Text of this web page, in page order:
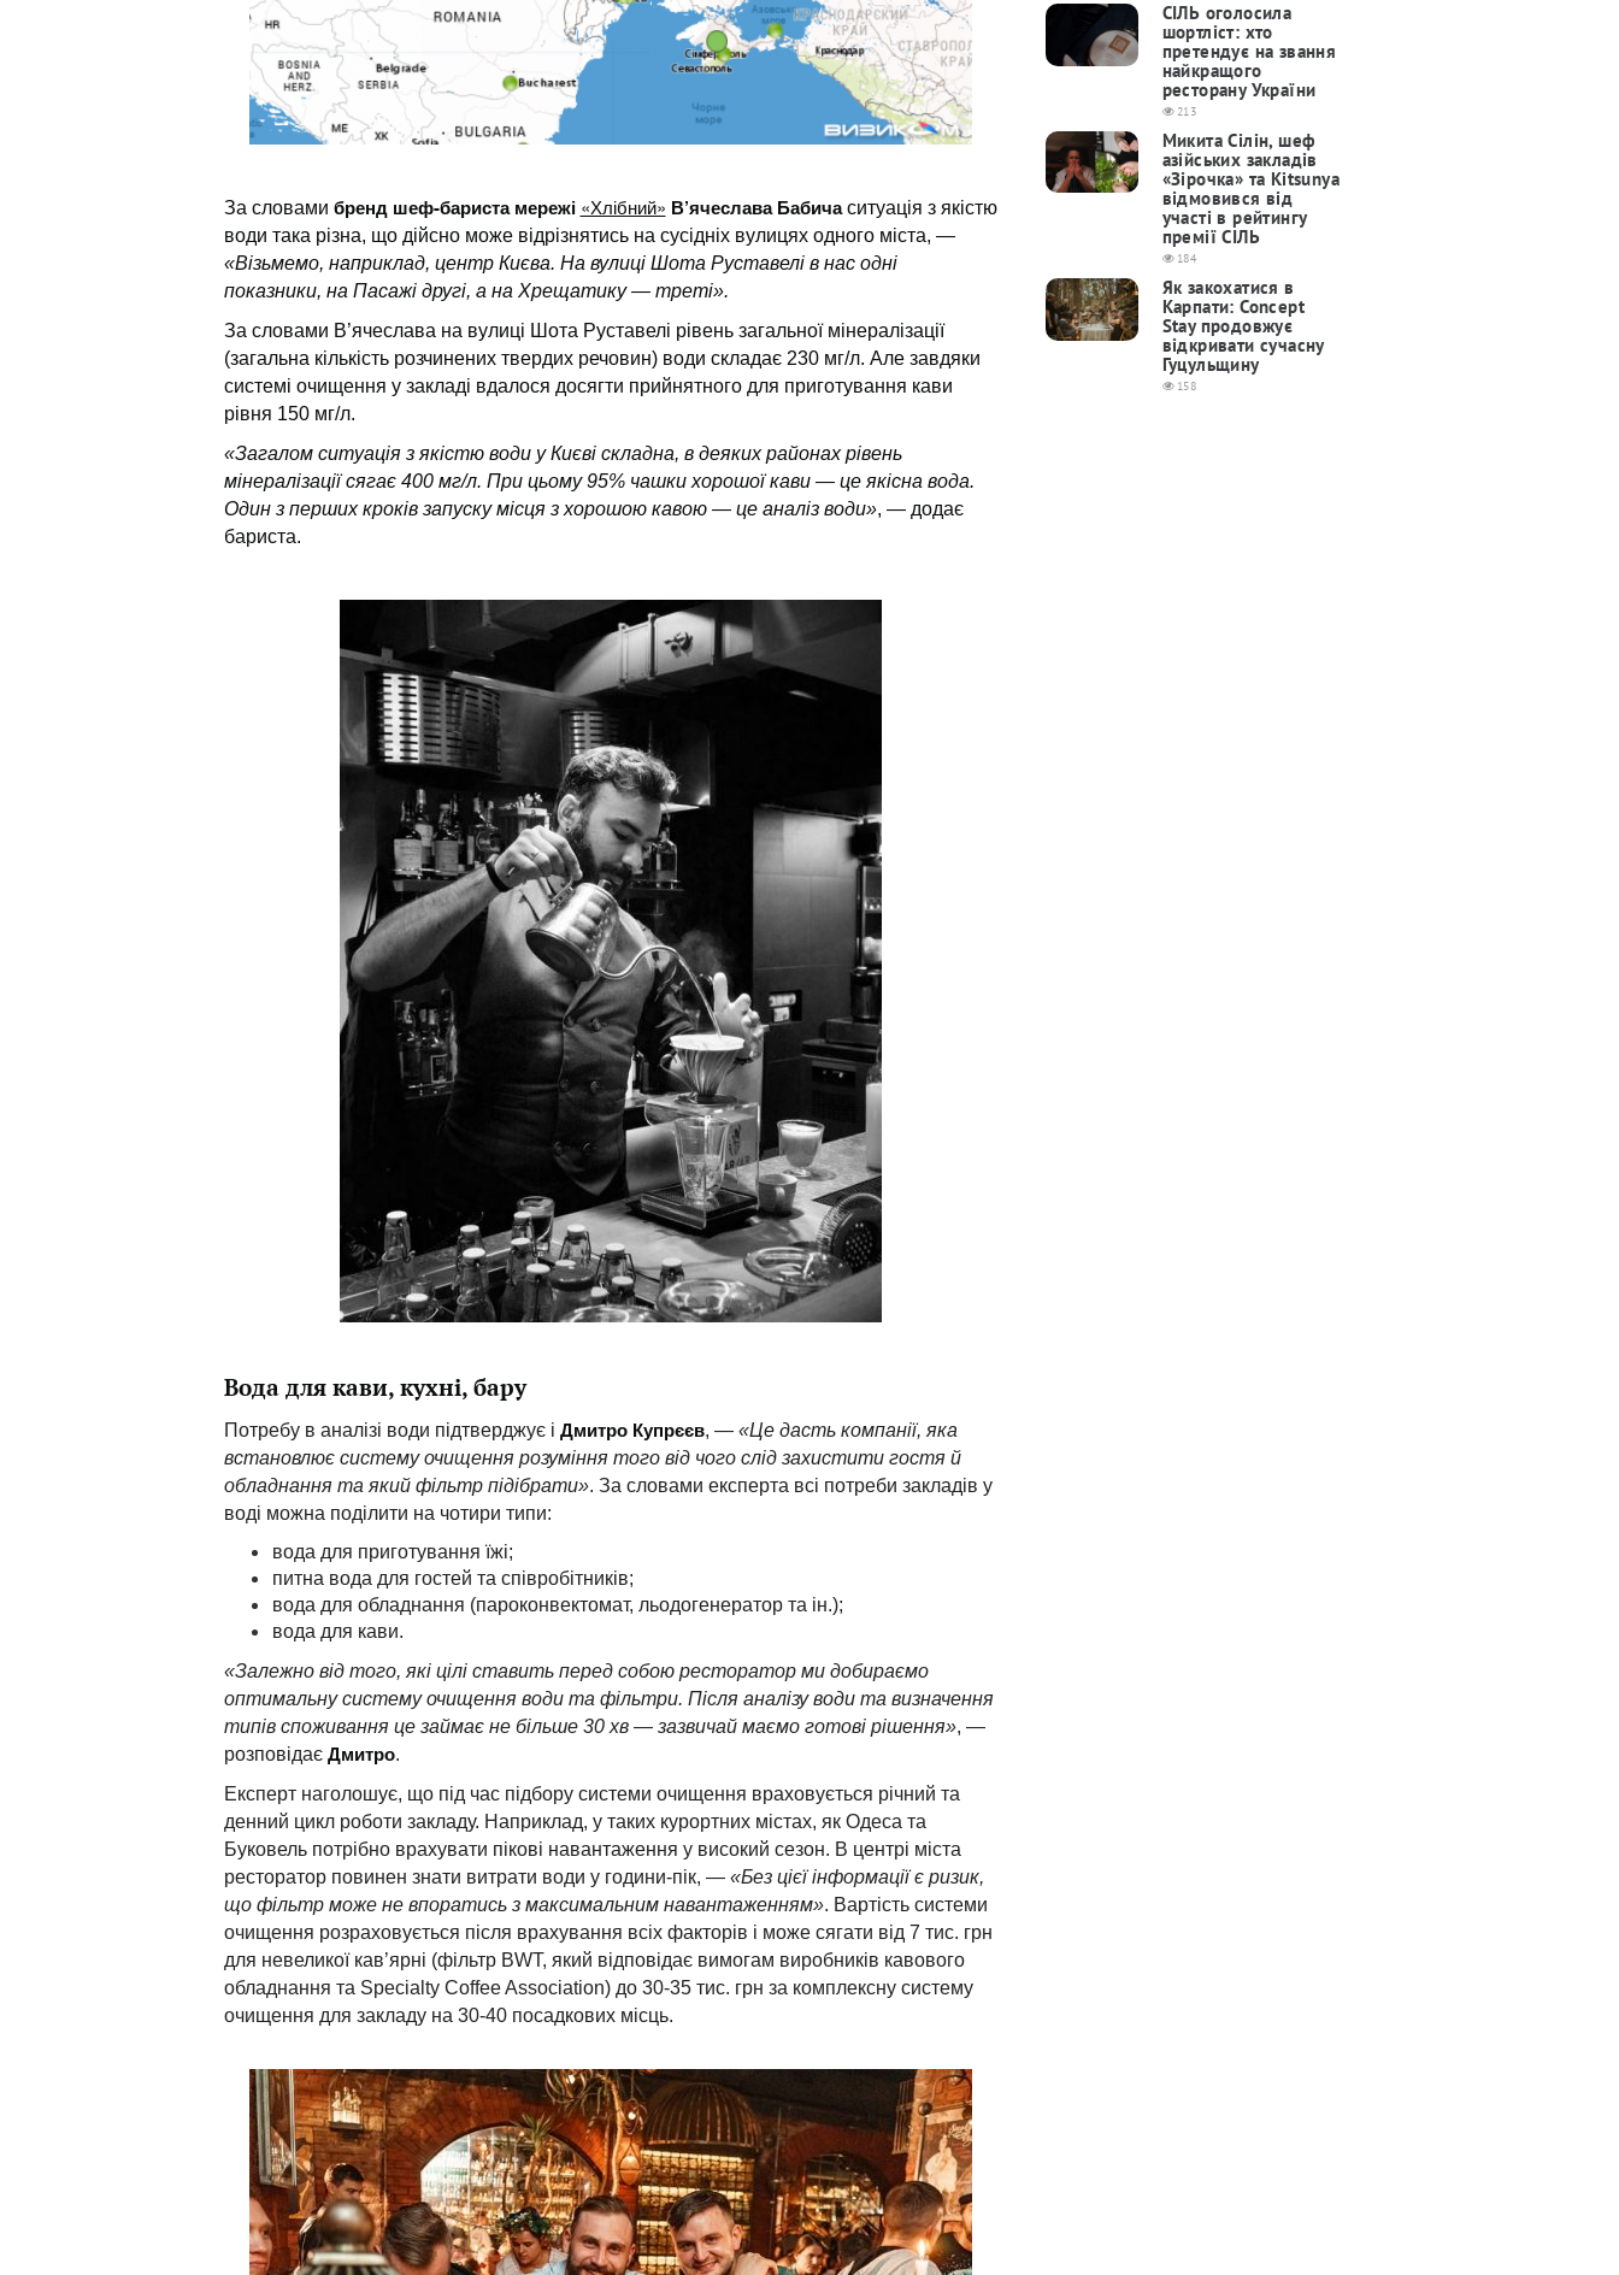
За словами бренд шеф-бариста мережі «Хлібний» В’ячеслава Бабичаситуація з якістю
води така різна, що дійсно може відрізнятись на сусідніх вулицях одного міста, —
«Візьмемо, наприклад, центр Києва. На вулиці Шота Руставелі в нас одні
показники, на Пасажі другі, а на Хрещатику — треті».
За словами В’ячеслава на вулиці Шота Руставелі рівень загальної мінералізації
(загальна кількість розчинених твердих речовин) води складає 230 мг/л. Але завдяки
системі очищення у закладі вдалося досягти прийнятного для приготування кави
рівня 150 мг/л.
«Загалом ситуація з якістю води у Києві складна, в деяких районах рівень
мінералізації сягає 400 мг/л. При цьому 95% чашки хорошої кави — це якісна вода.
Один з перших кроків запуску місця з хорошою кавою — це аналіз води», — додає
бариста.
Вода для кави, кухні, бару
Потребу в аналізі води підтверджує і Дмитро Купрєєв, — «Це дасть компанії, яка
встановлює систему очищення розуміння того від чого слід захистити гостя й
обладнання та який фільтр підібрати». За словами експерта всі потреби закладів у
воді можна поділити на чотири типи:
вода для приготування їжі;
питна вода для гостей та співробітників;
вода для обладнання (пароконвектомат, льодогенератор та ін.);
вода для кави.
«Залежно від того, які цілі ставить перед собою ресторатор ми добираємо
оптимальну систему очищення води та фільтри. Після аналізу води та визначення
типів споживання це займає не більше 30 хв — зазвичай маємо готові рішення», —
розповідає Дмитро.
Експерт наголошує, що під час підбору системи очищення враховується річний та
денний цикл роботи закладу. Наприклад, у таких курортних містах, як Одеса та
Буковель потрібно врахувати пікові навантаження у високий сезон. В центрі міста
ресторатор повинен знати витрати води у години-пік, — «Без цієї інформації є ризик,
що фільтр може не впоратись з максимальним навантаженням». Вартість системи
очищення розраховується після врахування всіх факторів і може сягати від 7 тис. грн
для невеликої кав’ярні (фільтр BWT, який відповідає вимогам виробників кавового
обладнання та Specialty Coffee Association) до 30-35 тис. грн за комплексну систему
очищення для закладу на 30-40 посадкових місць.
СІЛЬ оголосила
шортліст: хто
претендує на звання
найкращого
ресторану України
213
Микита Сілін, шеф
азійських закладів
«Зірочка» та Kitsunya
відмовився від
участі в рейтингу
премії СІЛЬ
184
Як закохатися в
Карпати: Concept
Stay продовжує
відкривати сучасну
Гуцульщину
158